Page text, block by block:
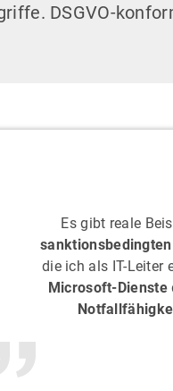
DSGVO-
Es gibt reale
die ich als IT-Leiter
Microsoft-Dienste